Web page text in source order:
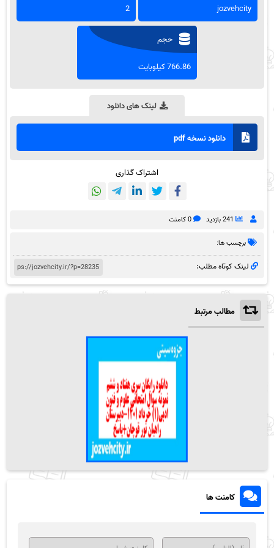
jozvehcity
2
حجم
766.86 کیلوبایت
لینک های دانلود
دانلود نسخه pdf
اشتراک گذاری
241 بازدید 0 کامنت
برچسب ها:
لینک کوتاه مطلب:
مطالب مرتبط
کامنت ها